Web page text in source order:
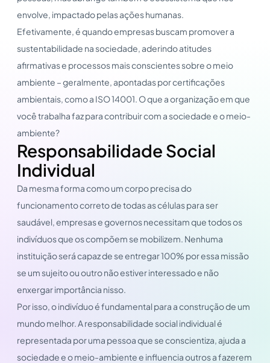
envolve, impactado pelas ações humanas.
Efetivamente, é quando empresas buscam promover a
sustentabilidade na sociedade, aderindo atitudes
afirmativas e processos mais conscientes sobre o meio
ambiente – geralmente, apontadas por certificações
ambientais, como a ISO 14001. O que a organização em que
você trabalha faz para contribuir com a sociedade e o meio-
ambiente?
Responsabilidade Social
Individual
Da mesma forma como um corpo precisa do
funcionamento correto de todas as células para ser
saudável, empresas e governos necessitam que todos os
indivíduos que os compõem se mobilizem. Nenhuma
instituição será capaz de se entregar 100% por essa missão
se um sujeito ou outro não estiver interessado e não
enxergar importância nisso.
Por isso, o indivíduo é fundamental para a construção de um
mundo melhor. A responsabilidade social individual é
representada por uma pessoa que se conscientiza, ajuda a
sociedade e o meio-ambiente e influencia outros a fazerem